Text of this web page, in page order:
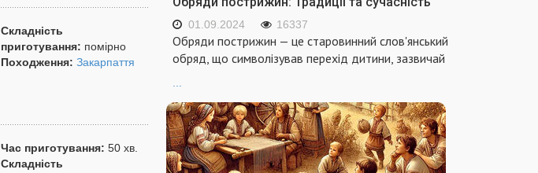
Складність
приготування: помірно
Походження: Закарпаття
Час приготування: 50 хв.
Складність
01.09.2024 16337
Обряди пострижин — це старовинний слов'янський
обряд, що символізував перехід дитини, зазвичай
...